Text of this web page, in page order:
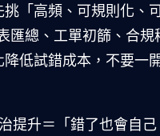
「高頻、可規則化、
匯總、工單初篩、合規
低試錯成本，不要一
提升＝「錯了也會自己